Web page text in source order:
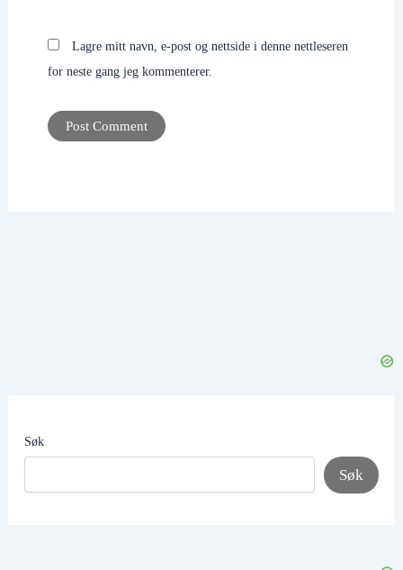
Lagre mitt navn, e-post og nettside i denne nettleseren
for neste gang jeg kommenterer.
Søk
Søk